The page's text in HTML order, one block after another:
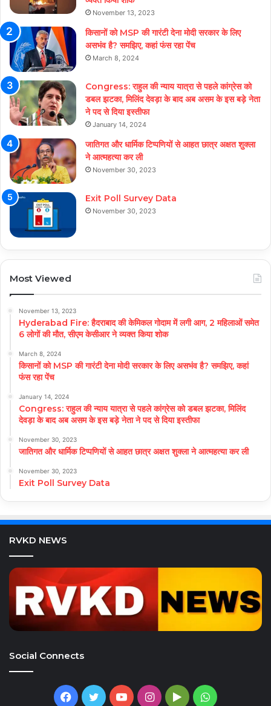
November 13, 2023
किसानों को MSP की गारंटी देना मोदी सरकार के लिए
असभंव है? समझिए, कहां फंस रहा पेंच
March 8, 2024
Congress: राहुल की न्याय यात्रा से पहले कांग्रेस को
डबल झटका, मिलिंद देवड़ा के बाद अब असम के इस बड़े नेता
ने पद से दिया इस्तीफा
January 14, 2024
जातिगत और धार्मिक टिप्पणियों से आहत छात्र अक्षत शुक्ला
ने आत्महत्या कर ली
November 30, 2023
Exit Poll Survey Data
November 30, 2023
Most Viewed
November 13, 2023
Hyderabad Fire: हैदराबाद की केमिकल गोदाम में लगी आग, 2 महिलाओं समेत
6 लोगों की मौत, सीएम केसीआर ने व्यक्त किया शोक
March 8, 2024
किसानों को MSP की गारंटी देना मोदी सरकार के लिए असभंव है? समझिए, कहां
फंस रहा पेंच
January 14, 2024
Congress: राहुल की न्याय यात्रा से पहले कांग्रेस को डबल झटका, मिलिंद
देवड़ा के बाद अब असम के इस बड़े नेता ने पद से दिया इस्तीफा
November 30, 2023
जातिगत और धार्मिक टिप्पणियों से आहत छात्र अक्षत शुक्ला ने आत्महत्या कर ली
November 30, 2023
Exit Poll Survey Data
RVKD NEWS
Social Connects
Facebook
TwitterYouTubeInstagram
GoogleWhatsApp